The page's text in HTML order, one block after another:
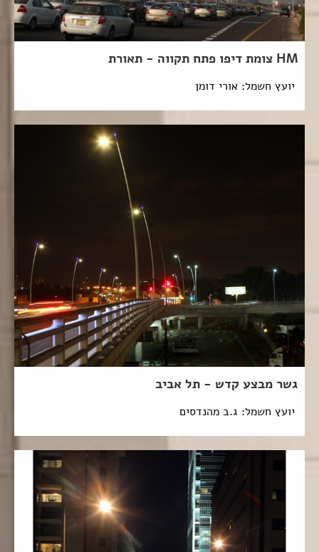
HM צומת דיפו פתח תקווה - תאורת
יועץ חשמל: אורי דומן
גשר מבצע קדש - תל אביב
יועץ חשמל: ג.ב מהנדסים